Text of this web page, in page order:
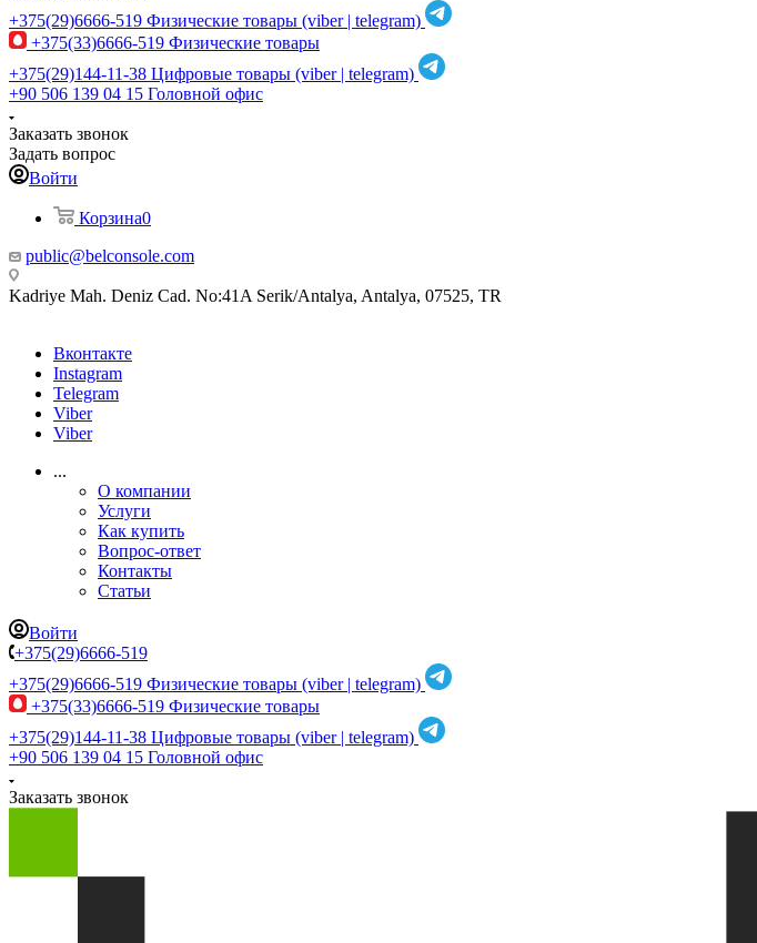
+375(29)6666-519 Физические товары (viber | telegram)
+375(33)6666-519 Физические товары
+375(29)144-11-38 Цифровые товары (viber | telegram)
+90 506 139 04 15 Головной офис
Заказать звонок
Задать вопрос
Войти
Корзина0
public@belconsole.com
Kadriye Mah. Deniz Cad. No:41A Serik/Antalya, Antalya, 07525, TR
Вконтакте
Instagram
Telegram
Viber
Viber
...
О компании
Услуги
Как купить
Вопрос-ответ
Контакты
Статьи
Войти
+375(29)6666-519
+375(29)6666-519 Физические товары (viber | telegram)
+375(33)6666-519 Физические товары
+375(29)144-11-38 Цифровые товары (viber | telegram)
+90 506 139 04 15 Головной офис
Заказать звонок